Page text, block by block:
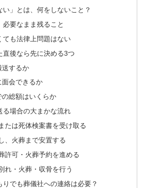
い」とは、何をしないこと？
必要なまま残ること
ても法律上問題はない
直後なら先に決める3つ
送するか
会できるか
総額はいくらか
る場合の大まかな流れ
たは死体検案書を受け取る
、火葬まで安置する
許可・火葬予約を進める
れ・火葬・収骨を行う
りでも葬儀社への連絡は必要？